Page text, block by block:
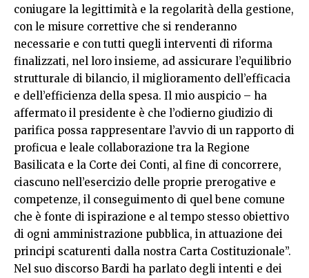
coniugare la legittimità e la regolarità della gestione,
con le misure correttive che si renderanno
necessarie e con tutti quegli interventi di riforma
finalizzati, nel loro insieme, ad assicurare l’equilibrio
strutturale di bilancio, il miglioramento dell’efficacia
e dell’efficienza della spesa. Il mio auspicio – ha
affermato il presidente è che l’odierno giudizio di
parifica possa rappresentare l’avvio di un rapporto di
proficua e leale collaborazione tra la Regione
Basilicata e la Corte dei Conti, al fine di concorrere,
ciascuno nell’esercizio delle proprie prerogative e
competenze, il conseguimento di quel bene comune
che è fonte di ispirazione e al tempo stesso obiettivo
di ogni amministrazione pubblica, in attuazione dei
principi scaturenti dalla nostra Carta Costituzionale”.
Nel suo discorso Bardi ha parlato degli intenti e dei